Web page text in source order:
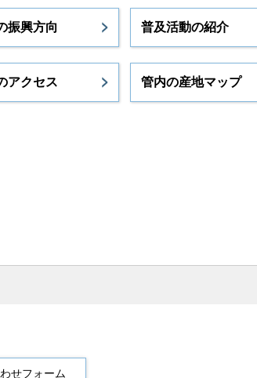
振興方向 普及活動の紹介
アクセス 管内の産地マップ